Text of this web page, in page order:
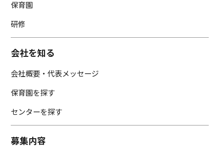
保育園
研修
会社を知る
会社概要・代表メッセージ
保育園を探す
センターを探す
募集内容